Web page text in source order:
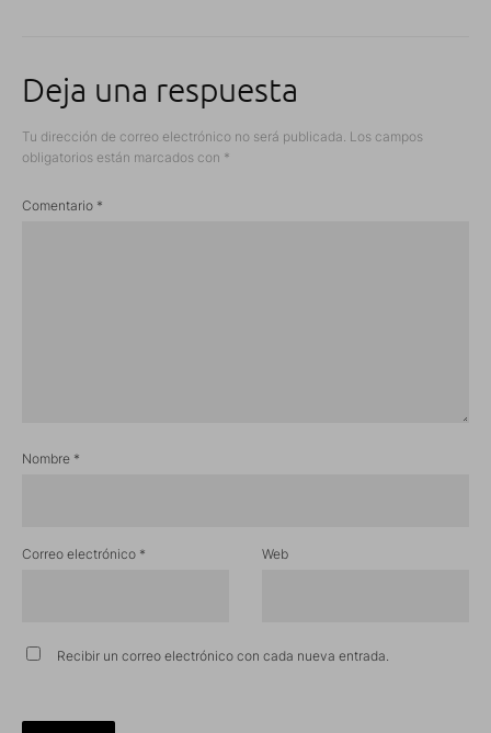
Deja una respuesta
Tu dirección de correo electrónico no será publicada. Los campos
obligatorios están marcados con *
Comentario *
Nombre *
Correo electrónico * Web
Recibir un correo electrónico con cada nueva entrada.